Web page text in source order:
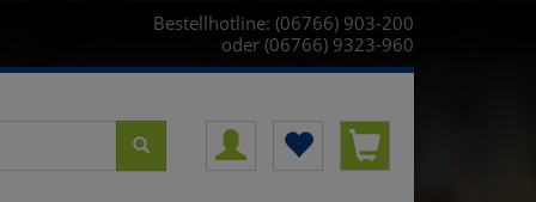
Bestellhotline: (06766) 903-200
oder (06766) 9323-960